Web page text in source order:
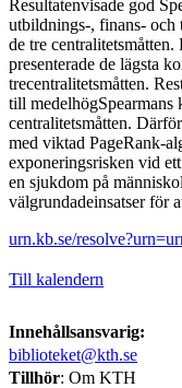
Resultatenvisade god
utbildnings-, finans- och
de tre centralitetsmåtten.
presenterade de lägsta
trecentralitetsmåtten.
till
centralitetsmåtten.
med viktad PageRank-
exponeringsrisken vid
en sjukdom på
välgrundadeinsatser för
urn.kb.se/
Till kalendern
Innehållsansvarig:
biblioteket@kth.se
Tillhör: Om KTH